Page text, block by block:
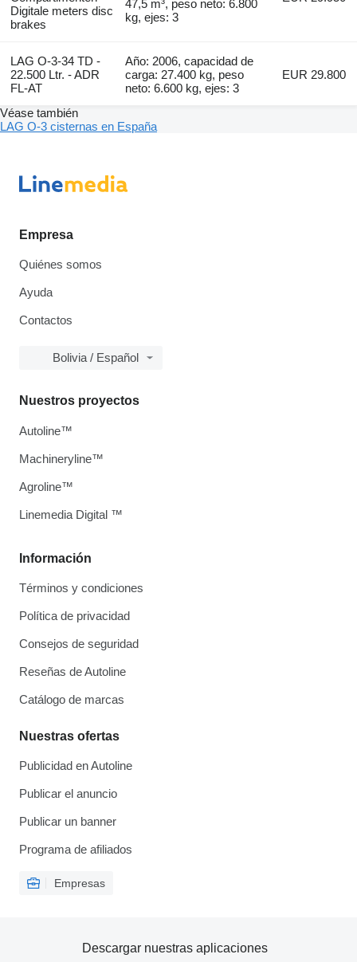
Digitale meters disc
brakes
47,5 m³, peso neto: 6.800
kg, ejes: 3
LAG O-3-34 TD -
22.500 Ltr. - ADR
FL-AT
Año: 2006, capacidad de
carga: 27.400 kg, peso
neto: 6.600 kg, ejes: 3
EUR 29.800
Véase también
LAG O-3 cisternas en España
Empresa
Quiénes somos
Ayuda
Contactos
Bolivia / Español
Información
Términos y condiciones
Política de privacidad
Consejos de seguridad
Reseñas de Autoline
Catálogo de marcas
Nuestras ofertas
Publicidad en Autoline
Publicar el anuncio
Publicar un banner
Programa de afiliados
Empresas
Nuestros proyectos
Autoline™
Machineryline™
Agroline™
Linemedia Digital ™
Descargar nuestras aplicaciones